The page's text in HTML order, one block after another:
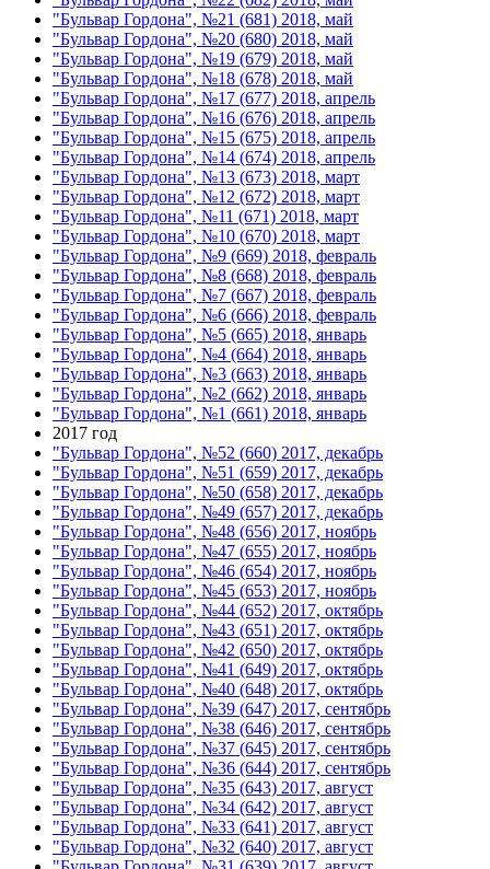
"Бульвар Гордона", №21 (681) 2018, май
"Бульвар Гордона", №20 (680) 2018, май
"Бульвар Гордона", №19 (679) 2018, май
"Бульвар Гордона", №18 (678) 2018, май
"Бульвар Гордона", №17 (677) 2018, апрель
"Бульвар Гордона", №16 (676) 2018, апрель
"Бульвар Гордона", №15 (675) 2018, апрель
"Бульвар Гордона", №14 (674) 2018, апрель
"Бульвар Гордона", №13 (673) 2018, март
"Бульвар Гордона", №12 (672) 2018, март
"Бульвар Гордона", №11 (671) 2018, март
"Бульвар Гордона", №10 (670) 2018, март
"Бульвар Гордона", №9 (669) 2018, февраль
"Бульвар Гордона", №8 (668) 2018, февраль
"Бульвар Гордона", №7 (667) 2018, февраль
"Бульвар Гордона", №6 (666) 2018, февраль
"Бульвар Гордона", №5 (665) 2018, январь
"Бульвар Гордона", №4 (664) 2018, январь
"Бульвар Гордона", №3 (663) 2018, январь
"Бульвар Гордона", №2 (662) 2018, январь
"Бульвар Гордона", №1 (661) 2018, январь
2017 год
"Бульвар Гордона", №52 (660) 2017, декабрь
"Бульвар Гордона", №51 (659) 2017, декабрь
"Бульвар Гордона", №50 (658) 2017, декабрь
"Бульвар Гордона", №49 (657) 2017, декабрь
"Бульвар Гордона", №48 (656) 2017, ноябрь
"Бульвар Гордона", №47 (655) 2017, ноябрь
"Бульвар Гордона", №46 (654) 2017, ноябрь
"Бульвар Гордона", №45 (653) 2017, ноябрь
"Бульвар Гордона", №44 (652) 2017, октябрь
"Бульвар Гордона", №43 (651) 2017, октябрь
"Бульвар Гордона", №42 (650) 2017, октябрь
"Бульвар Гордона", №41 (649) 2017, октябрь
"Бульвар Гордона", №40 (648) 2017, октябрь
"Бульвар Гордона", №39 (647) 2017, сентябрь
"Бульвар Гордона", №38 (646) 2017, сентябрь
"Бульвар Гордона", №37 (645) 2017, сентябрь
"Бульвар Гордона", №36 (644) 2017, сентябрь
"Бульвар Гордона", №35 (643) 2017, август
"Бульвар Гордона", №34 (642) 2017, август
"Бульвар Гордона", №33 (641) 2017, август
"Бульвар Гордона", №32 (640) 2017, август